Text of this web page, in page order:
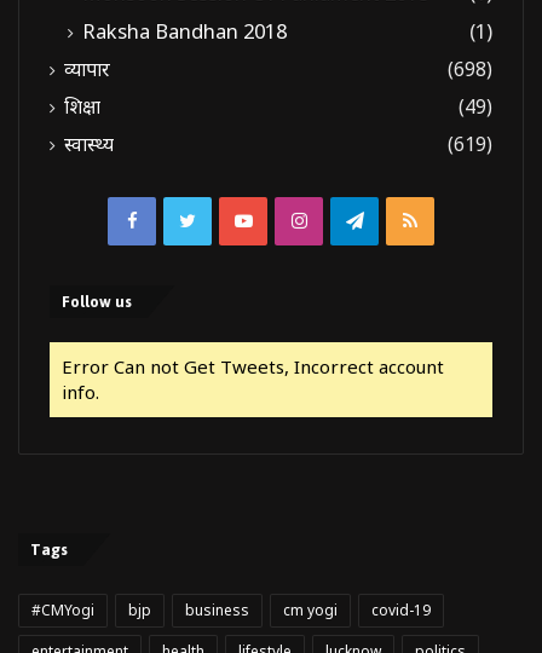
Raksha Bandhan 2018
(1)
व्यापार
(698)
शिक्षा
(49)
स्वास्थ्य
(619)
FacebookTwitterYouTubeInstagramTelegram
RSS
Follow us
Error Can not Get Tweets, Incorrect account
info.
Tags
#CMYogi bjp business cm yogi
covid-19